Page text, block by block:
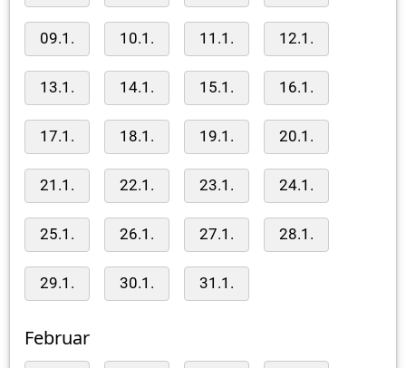
09.1. 10.1. 11.1. 12.1.
13.1. 14.1. 15.1. 16.1.
17.1. 18.1. 19.1. 20.1.
21.1. 22.1. 23.1. 24.1.
25.1. 26.1. 27.1. 28.1.
29.1. 30.1. 31.1.
Februar